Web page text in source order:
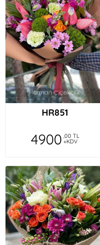
HR851
4900 ,00 TL
+KDV